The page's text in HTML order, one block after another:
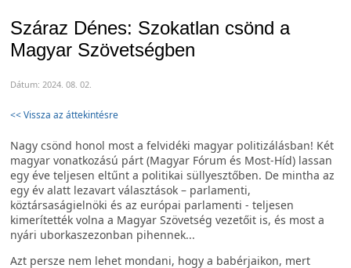
Száraz Dénes: Szokatlan csönd a
Magyar Szövetségben
Dátum: 2024. 08. 02.
<< Vissza az áttekintésre
Nagy csönd honol most a felvidéki magyar politizálásban! Két
magyar vonatkozású párt (Magyar Fórum és Most-Híd) lassan
egy éve teljesen eltűnt a politikai süllyesztőben. De mintha az
egy év alatt lezavart választások – parlamenti,
köztársaságielnöki és az európai parlamenti - teljesen
kimerítették volna a Magyar Szövetség vezetőit is, és most a
nyári uborkaszezonban pihennek...
Azt persze nem lehet mondani, hogy a babérjaikon, mert